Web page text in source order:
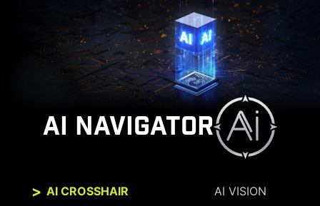
AI NAVIGATOR
AI CROSSHAIR AI VISION